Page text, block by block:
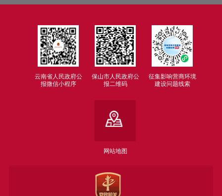
云南省人民政府公
报微信小程序
保山市人民政府公
报二维码
征集影响营商环境
建设问题线索
网站地图